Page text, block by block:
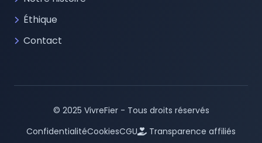
Éthique
Contact
© 2025 VivreFier - Tous droits réservés
ConfidentialitéCookiesCGU Transparence affiliés